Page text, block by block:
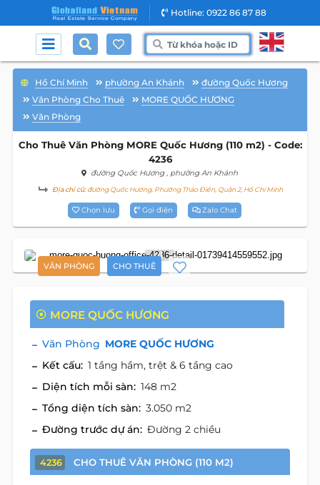
Hotline: 0922 86 87 88
Hồ Chí Minh phường An Khánh
đường Quốc Hương
Văn Phòng Cho Thuê
MORE QUỐC HƯƠNG
Văn Phòng
Cho Thuê Văn Phòng MORE Quốc Hương (110 m2) - Code:
4236
đường Quốc Hương , phường An Khánh
Địa chỉ cũ:đường Quốc Hương, Phường Thảo Điền, Quận 2, Hồ Chí Minh
Chọn lưu Gọi điện Zalo Chat
VĂN PHÒNG CHO THUÊ
4
MORE QUỐC HƯƠNG
Văn Phòng MORE QUỐC HƯƠNG
Kết cấu: 1 tầng hầm, trệt & 6 tầng cao
Diện tích mỗi sàn: 148 m2
Tổng diện tích sàn: 3.050 m2
Đường trước dự án: Đường 2 chiều
4236 CHO THUÊ VĂN PHÒNG (110 M2)